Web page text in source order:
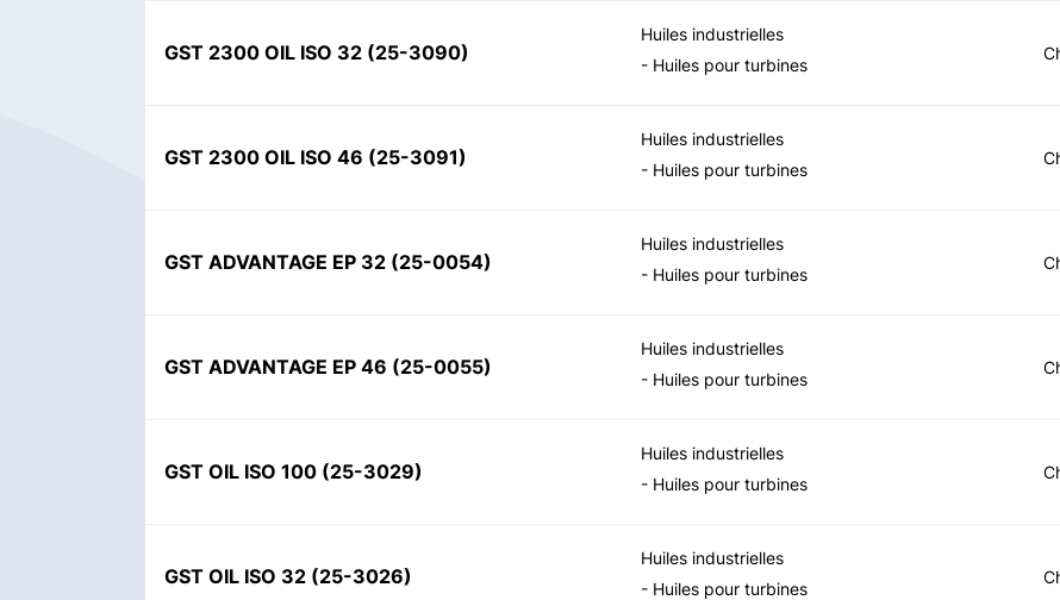
GST 2300 OIL ISO 32 (25-3090)
Huiles industrielles
- Huiles pour turbines
GST 2300 OIL ISO 46 (25-3091)
Huiles industrielles
- Huiles pour turbines
GST ADVANTAGE EP 32 (25-0054)
Huiles industrielles
- Huiles pour turbines
GST ADVANTAGE EP 46 (25-0055)
Huiles industrielles
- Huiles pour turbines
GST OIL ISO 100 (25-3029)
Huiles industrielles
- Huiles pour turbines
GST OIL ISO 32 (25-3026)
Huiles industrielles
- Huiles pour turbines